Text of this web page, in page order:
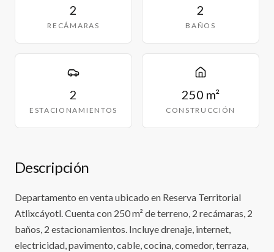
2
RECÁMARAS
2
BAÑOS
2
ESTACIONAMIENTOS
250 m²
CONSTRUCCIÓN
Descripción
Departamento en venta ubicado en Reserva Territorial
Atlixcáyotl. Cuenta con 250 m² de terreno, 2 recámaras, 2
baños, 2 estacionamientos. Incluye drenaje, internet,
electricidad, pavimento, cable, cocina, comedor, terraza,